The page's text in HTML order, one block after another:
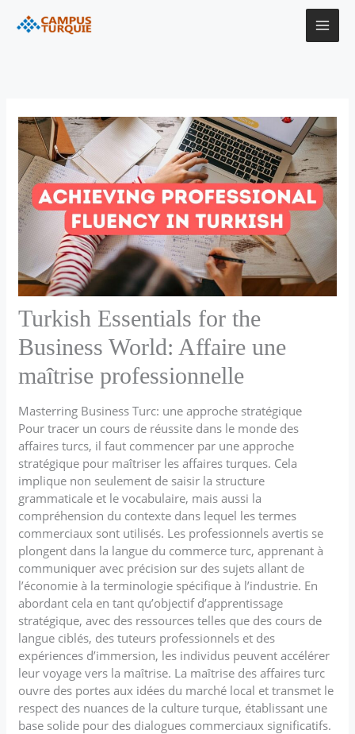
Turkish Essentials for the
Business World: Affaire une
maîtrise professionnelle
Masterring Business Turc: une approche stratégique
Pour tracer un cours de réussite dans le monde des
affaires turcs, il faut commencer par une approche
stratégique pour maîtriser les affaires turques. Cela
implique non seulement de saisir la structure
grammaticale et le vocabulaire, mais aussi la
compréhension du contexte dans lequel les termes
commerciaux sont utilisés. Les professionnels avertis se
plongent dans la langue du commerce turc, apprenant à
communiquer avec précision sur des sujets allant de
l’économie à la terminologie spécifique à l’industrie. En
abordant cela en tant qu’objectif d’apprentissage
stratégique, avec des ressources telles que des cours de
langue ciblés, des tuteurs professionnels et des
expériences d’immersion, les individus peuvent accélérer
leur voyage vers la maîtrise. La maîtrise des affaires turc
ouvre des portes aux idées du marché local et transmet le
respect des nuances de la culture turque, établissant une
base solide pour des dialogues commerciaux significatifs.